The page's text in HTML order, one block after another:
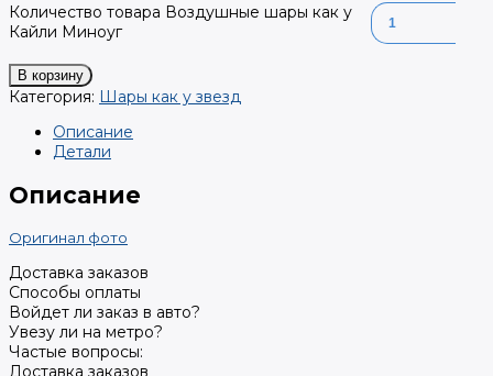
Количество товара Воздушные шары как у
Кайли Миноуг
В корзину
Категория: Шары как у звезд
Описание
Детали
Описание
Оригинал фото
Доставка заказов
Способы оплаты
Войдет ли заказ в авто?
Увезу ли на метро?
Частые вопросы:
Доставка заказов